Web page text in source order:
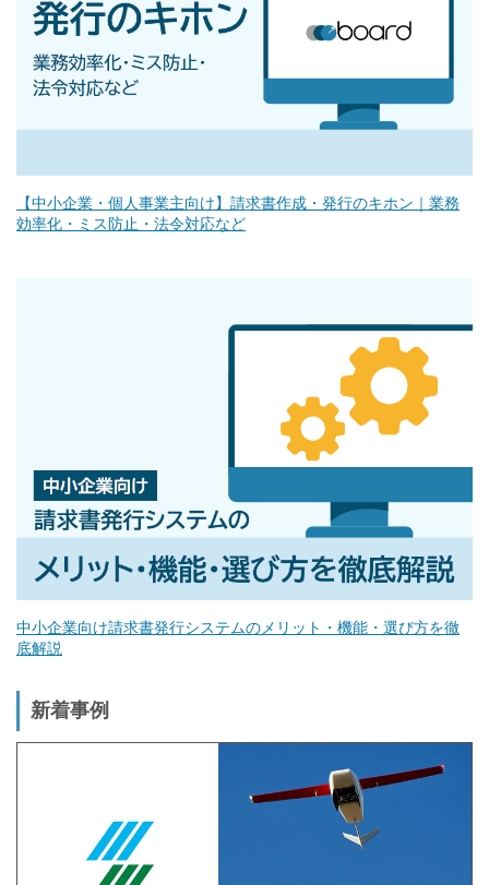
【中小企業・個人事業主向け】請求書作成・発行のキホン｜業務
効率化・ミス防止・法令対応など
中小企業向け請求書発行システムのメリット・機能・選び方を徹
底解説
新着事例